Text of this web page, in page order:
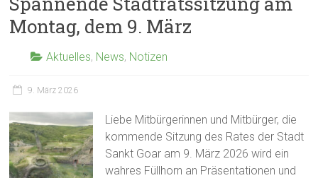
Montag, dem 9. März
Aktuelles, News, Notizen
9. März 2026
Liebe Mitbürgerinnen und Mitbürger, die
kommende Sitzung des Rates der Stadt
Sankt Goar am 9. März 2026 wird ein
wahres Füllhorn an Präsentationen und